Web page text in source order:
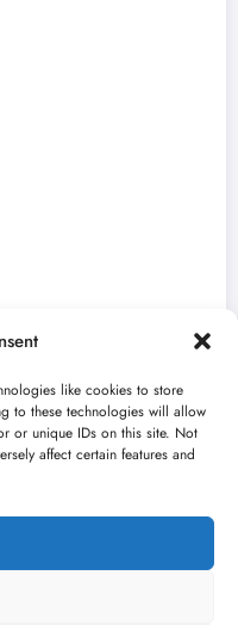
like cookies to store
to these technologies will allow
or unique IDs on this site. Not
affect certain features and
Manifest
22, 2026